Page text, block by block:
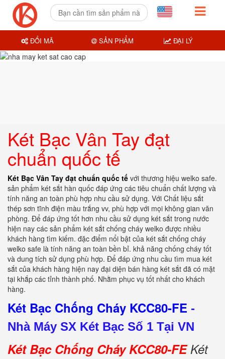
Két Bạc Vân Tay đạt
chuẩn quốc tế
Két Bạc Vân Tay đạt chuẩn quốc tế với thương hiệu welko safe.
sản phẩm két sắt hàn quốc đáp ứng các tiêu chuẩn chất lượng và
tính năng an toàn phù hợp nhu cầu sử dụng. Với Chất liệu sắt
thép sơn tĩnh điện màu trắng vv, phù hợp với mọi không gian văn
phòng. Để đáp ứng tốt hơn nhu cầu sử dụng két sắt trong nước
hiện nay các sản phẩm két sắt chống cháy welko được nhiều
khách hàng tìm kiếm. đặc điểm nổi bật của két sắt chống cháy
welko safe là tính năng an toàn bền bỉ. khả năng chống cháy tốt
và dung tích sử dụng phù hợp. Để đáp ứng nhu cầu tìm mua két
sắt của khách hàng hiện nay đại diện bán hàng két sắt đã có mặt
tại khắp các tỉnh thành phố. Nhằm phục vụ tốt nhất cho khách
hàng.
Két Bạc Chống Cháy KCC80-FE -
Nhà Máy SX Két Bạc Số 1 Tại VN
Két Bạc Chống Cháy KCC80-FEKét
ĐỔI MÃ SẢN PHẨM ĐẠI LÝ